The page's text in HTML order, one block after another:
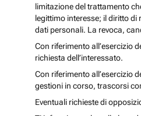
limitazione del trattamento
legittimo interesse; il diritto di
dati personali. La revoca,
Con riferimento all’esercizio
richiesta dell’interessato.
Con riferimento all’esercizio
gestioni in corso, trascorsi
Eventuali richieste di